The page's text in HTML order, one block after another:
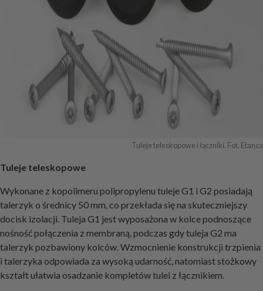
Tuleje teleskopowe i łączniki. Fot. Etanco
Tuleje teleskopowe
Wykonane z kopolimeru polipropylenu tuleje G1 i G2 posiadają
talerzyk o średnicy 50 mm, co przekłada się na skuteczniejszy
docisk izolacji. Tuleja G1 jest wyposażona w kolce podnoszące
nośność połączenia z membraną, podczas gdy tuleja G2 ma
talerzyk pozbawiony kolców. Wzmocnienie konstrukcji trzpienia
i talerzyka odpowiada za wysoką udarność, natomiast stożkowy
kształt ułatwia osadzanie kompletów tulei z łącznikiem.